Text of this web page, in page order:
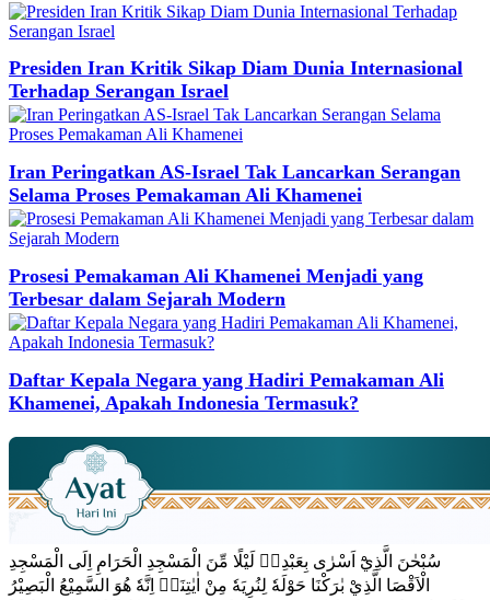
Presiden Iran Kritik Sikap Diam Dunia Internasional
Terhadap Serangan Israel
Iran Peringatkan AS-Israel Tak Lancarkan Serangan
Selama Proses Pemakaman Ali Khamenei
Prosesi Pemakaman Ali Khamenei Menjadi yang
Terbesar dalam Sejarah Modern
Daftar Kepala Negara yang Hadiri Pemakaman Ali
Khamenei, Apakah Indonesia Termasuk?
سُبْحٰنَ الَّذِيْٓ اَسْرٰى بِعَبْدِهٖ لَيْلًا مِّنَ الْمَسْجِدِ الْحَرَامِ اِلَى الْمَسْجِدِ
الْاَقْصَا الَّذِيْ بٰرَكْنَا حَوْلَهٗ لِنُرِيَهٗ مِنْ اٰيٰتِنَاۗ اِنَّهٗ هُوَ السَّمِيْعُ الْبَصِيْرُ